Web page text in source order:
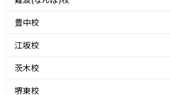
豊中校
江坂校
茨木校
堺東校